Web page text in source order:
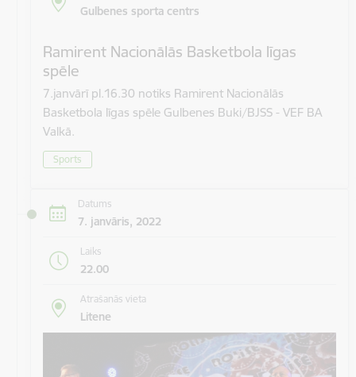
Gulbenes sporta centrs
Ramirent Nacionālās Basketbola līgas
spēle
7.janvārī pl.16.30 notiks Ramirent Nacionālās
Basketbola līgas spēle Gulbenes Buki/BJSS - VEF BA
Valkā.
Sports
Datums
7. janvāris, 2022
Laiks
22.00
Atrašanās vieta
Litene